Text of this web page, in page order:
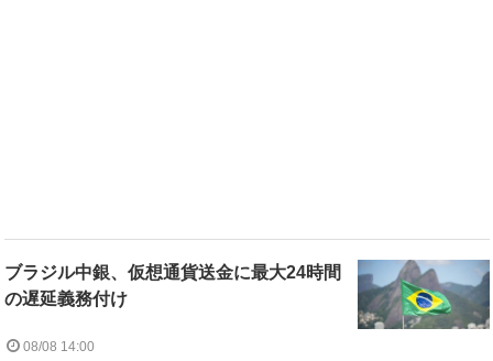
ブラジル中銀、仮想通貨送金に最大24時間
の遅延義務付け
08/08 14:00